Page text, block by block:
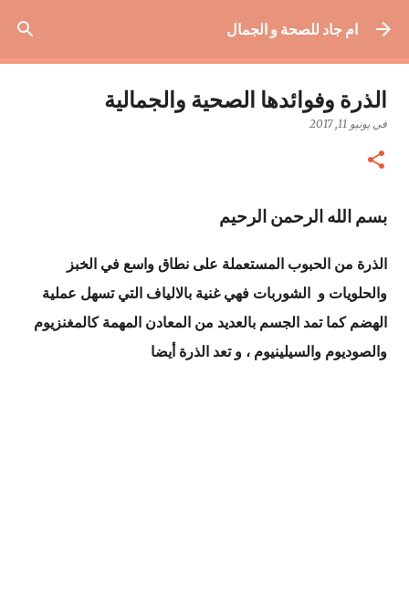
التخطي إلى المحتوى الرئيسيام جاد للصحة و الجمال
الذرة وفوائدها الصحية والجمالية
في يونيو 11, 2017
بسم الله الرحمن الرحيم
الذرة من الحبوب المستعملة على نطاق واسع في الخبز
والحلويات و الشوربات فهي غنية بالالياف التي تسهل عملية
الهضم كما تمد الجسم بالعديد من المعادن المهمة كالمغنزيوم
والصوديوم والسيلينيوم ، و تعد الذرة أيضا